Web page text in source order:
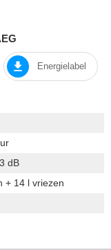
Energielabel
dB
+ 14 l vriezen